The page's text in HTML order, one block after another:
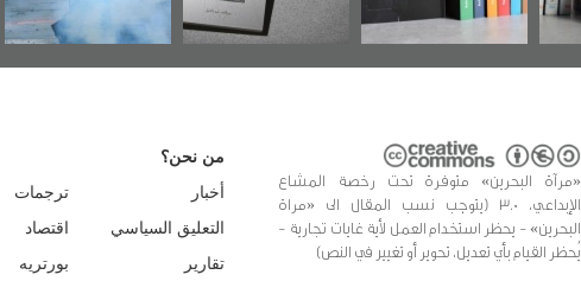
«مرآة البحرين» متوفرة تحت رخصة المشاع
الإبداعي، 3.0 (يتوجب نسب المقال الى «مراة
البحرين» - يحظر استخدام العمل لأية غايات تجارية -
يُحظر القيام بأي تعديل، تحوير أو تغيير في النص)
من نحن؟
أخبار
التعليق السياسي
تقارير
ترجمات
اقتصاد
بورتريه